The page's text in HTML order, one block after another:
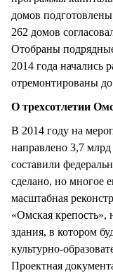
домов
262 домов
Отобраны
2014 года начались
отремонтированы до
О трехсотлетии
В 2014 году на
направлено 3,7
составили
сделано, но многое
масштабная
«Омская крепость»,
здания, в котором
культурно-
Проектная